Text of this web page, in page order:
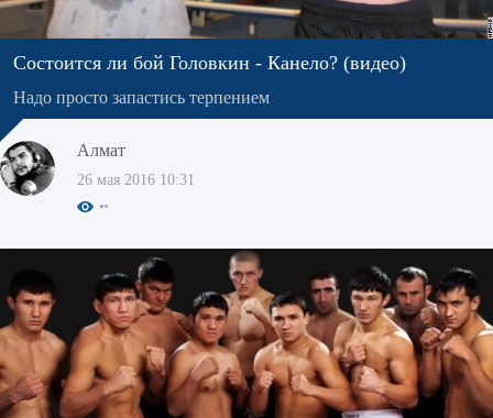
Состоится ли бой Головкин - Канело? (видео)
Надо просто запастись терпением
Алмат
26 мая 2016 10:31